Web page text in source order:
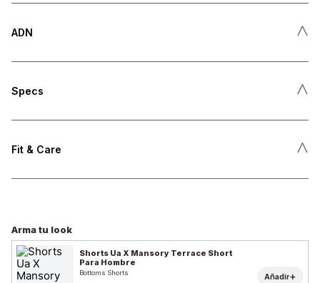
ADN ˄
Specs ˄
Fit & Care ˄
Arma tu look
Shorts Ua X Mansory Terrace Short
Para Hombre
Bottoms Shorts Añadir+